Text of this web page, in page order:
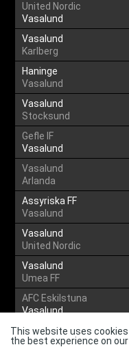
United Nordic
Vasalund
Vasalund
Karlberg
Haninge
Vasalund
Vasalund
Stocksund
Gefle IF
Vasalund
Vasalund
Arlanda
Assyriska FF
Vasalund
Vasalund
United Nordic
Vasalund
Umea FF
AFC Eskilstuna
Vasalund
Vasalund
Sollentuna
This website uses
the best experience on